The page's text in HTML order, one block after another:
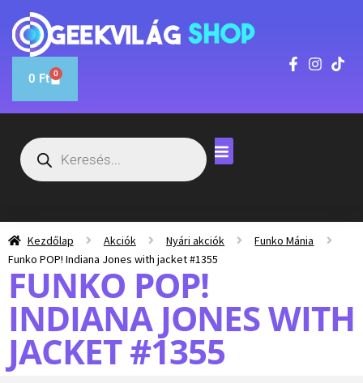
0 Ft 0
Kezdőlap Akciók Nyári akciók
Funko Mánia
Funko POP! Indiana Jones with jacket #1355
FUNKO POP!
INDIANA JONES WITH
JACKET #1355